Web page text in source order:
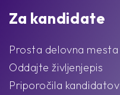
Za kandidate
Prosta delovna mesta
Oddajte življenjepis
Priporočila kandidatov